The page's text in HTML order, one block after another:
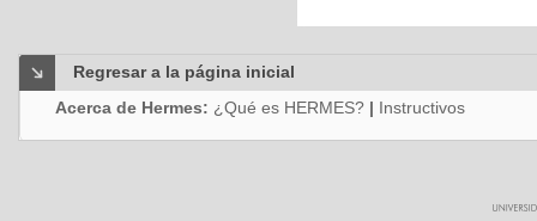
Regresar a la página inicial
Acerca de Hermes: ¿Qué es HERMES? | Instructivos